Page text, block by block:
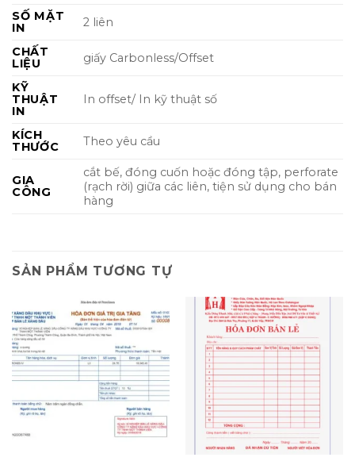
SỐ MẶT
IN
2 liên
CHẤT
LIỆU
giấy Carbonless/Offset
KỸ
THUẬT
IN
In offset/ In kỹ thuật số
KÍCH
THƯỚC
Theo yêu cầu
GIA
CÔNG
cắt bế, đóng cuốn hoặc đóng tập, perforate
(rạch rời) giữa các liên, tiện sử dụng cho bán
hàng
SẢN PHẨM TƯƠNG TỰ